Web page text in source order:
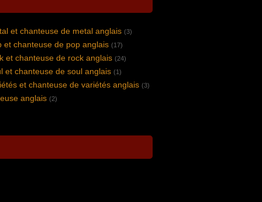
et chanteuse de metal anglais (3)
et chanteuse de pop anglais (17)
et chanteuse de rock anglais (24)
et chanteuse de soul anglais (1)
et chanteuse de variétés anglais (3)
anglais (2)